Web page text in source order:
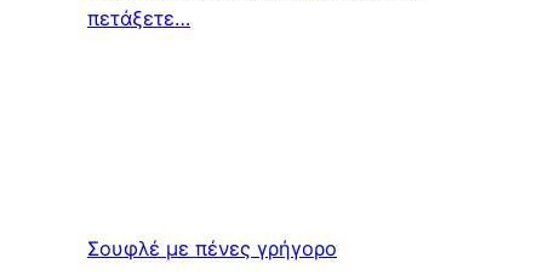
πετάξετε…
Σουφλέ με πένες γρήγορο